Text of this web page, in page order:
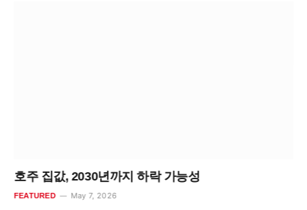
호주 집값, 2030년까지 하락 가능성
FEATURED May 7, 2026